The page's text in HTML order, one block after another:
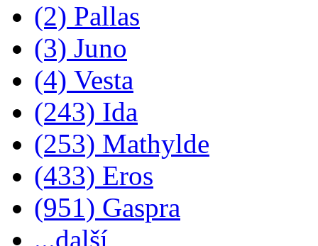
(2) Pallas
(3) Juno
(4) Vesta
(243) Ida
(253) Mathylde
(433) Eros
(951) Gaspra
...další